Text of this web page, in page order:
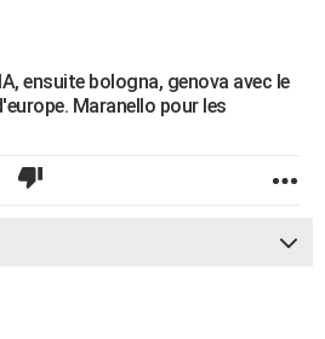
ensuite bologna, genova avec le
Maranello pour les